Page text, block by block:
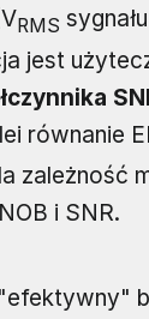
RMS
jest
równanie
zależność
i SNR.